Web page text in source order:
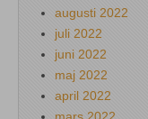
augusti 2022
juli 2022
juni 2022
maj 2022
april 2022
mars 2022